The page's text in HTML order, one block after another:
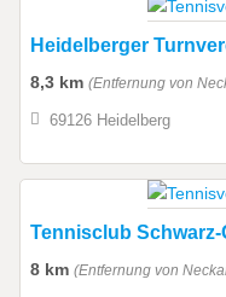
Heidelberger
8,3 km (Entfernung von
69126 Heidelberg
Tennisclub Schwarz-
8 km (Entfernung von